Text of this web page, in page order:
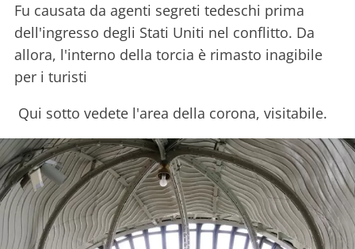
Fu causata da agenti segreti tedeschi prima
dell'ingresso degli Stati Uniti nel conflitto. Da
allora, l'interno della torcia è rimasto inagibile
per i turisti
Qui sotto vedete l'area della corona, visitabile.